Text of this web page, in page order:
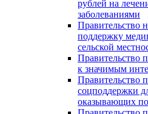
рублей на
заболеваниями
Правительство
поддержку
сельской
Правительство
к значимым
Правительство
соцподдержки
оказывающих